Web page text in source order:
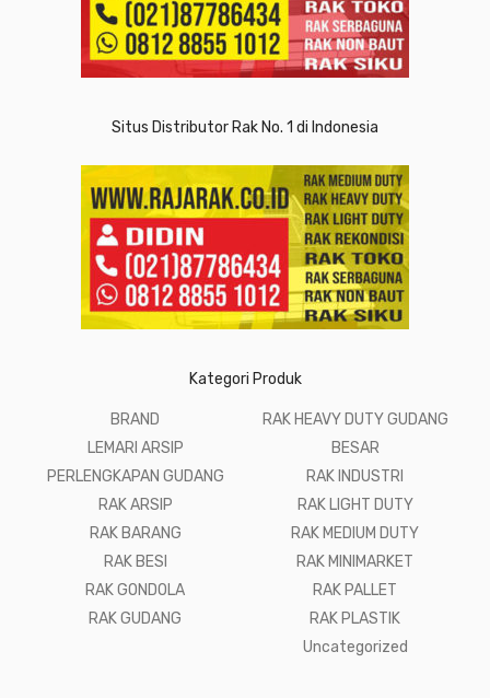
Situs Distributor Rak No. 1 di Indonesia
Kategori Produk
BRAND
LEMARI ARSIP
PERLENGKAPAN GUDANG
RAK ARSIP
RAK BARANG
RAK BESI
RAK GONDOLA
RAK GUDANG
RAK HEAVY DUTY GUDANG
BESAR
RAK INDUSTRI
RAK LIGHT DUTY
RAK MEDIUM DUTY
RAK MINIMARKET
RAK PALLET
RAK PLASTIK
Uncategorized